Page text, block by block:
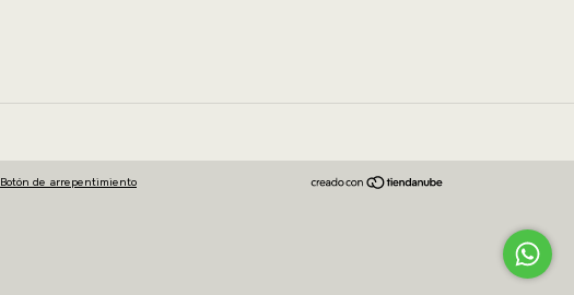
Botón de arrepentimiento